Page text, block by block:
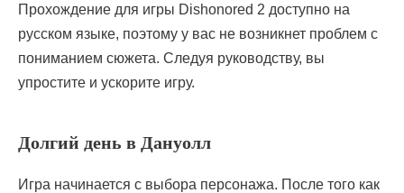
Прохождение для игры Dishonored 2 доступно на
русском языке, поэтому у вас не возникнет проблем с
пониманием сюжета. Следуя руководству, вы
упростите и ускорите игру.
Долгий день в Дануолл
Игра начинается с выбора персонажа. После того как